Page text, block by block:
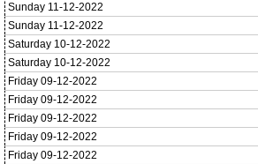
Sunday 11-12-2022
Sunday 11-12-2022
Saturday 10-12-2022
Saturday 10-12-2022
Friday 09-12-2022
Friday 09-12-2022
Friday 09-12-2022
Friday 09-12-2022
Friday 09-12-2022